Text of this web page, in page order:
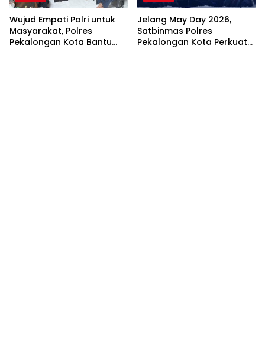
Wujud Empati Polri untuk
Masyarakat, Polres
Pekalongan Kota Bantu
Jelang May Day 2026,
Satbinmas Polres
Pekalongan Kota Perkuat